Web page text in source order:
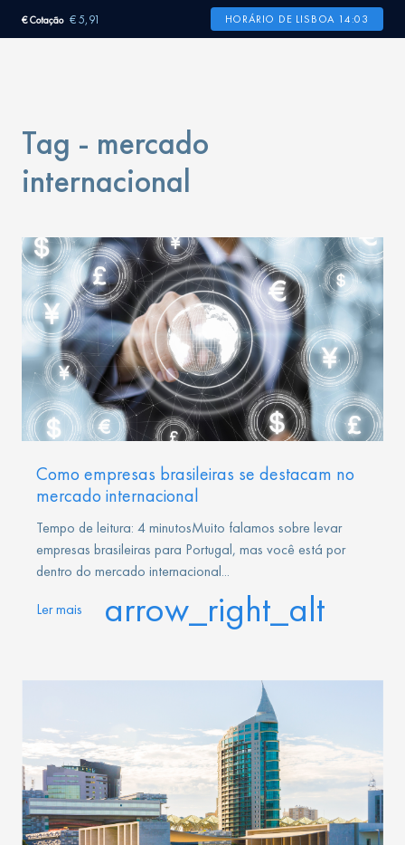
€ Cotação € 5,91 HORÁRIO DE LISBOA 14:03
Tag - mercado
internacional
Como empresas brasileiras se destacam no
mercado internacional
Tempo de leitura: 4 minutosMuito falamos sobre levar
empresas brasileiras para Portugal, mas você está por
dentro do mercado internacional...
Ler mais arrow_right_alt